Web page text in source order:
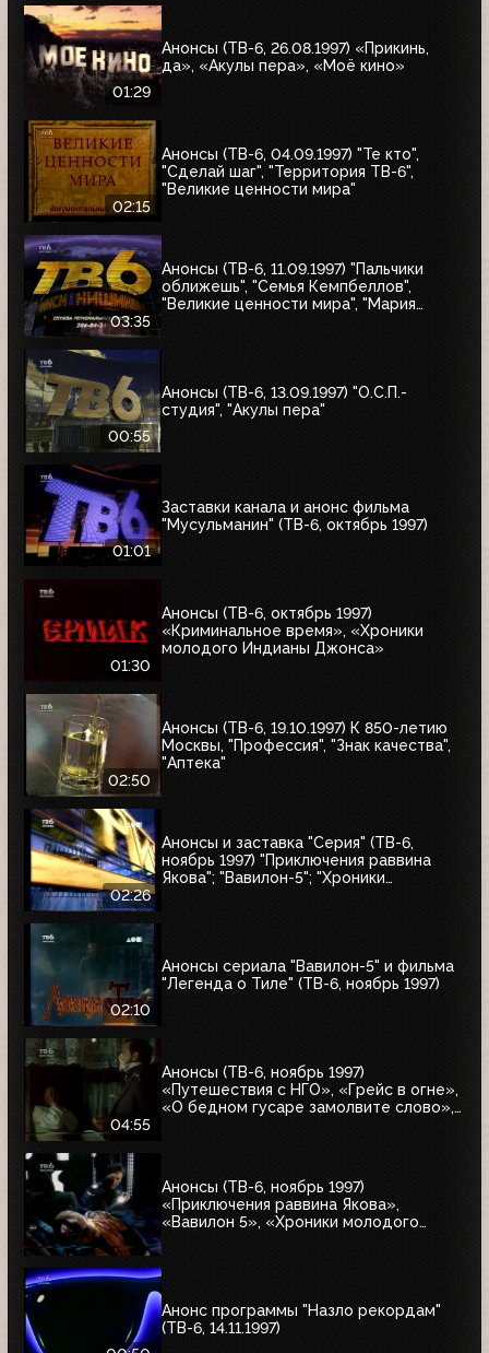
01:29
Анонсы (ТВ-6, 26.08.1997) «Прикинь,
да», «Акулы пера», «Моё кино»
02:15
Анонсы (ТВ-6, 04.09.1997) "Те кто",
"Сделай шаг", "Территория ТВ-6",
"Великие ценности мира"
03:35
Анонсы (ТВ-6, 11.09.1997) "Пальчики
оближешь", "Семья Кемпбеллов",
"Великие ценности мира", "Мария
00:55
Анонсы (ТВ-6, 13.09.1997) "О.С.П.-
студия", "Акулы пера"
01:01
Заставки канала и анонс фильма
"Мусульманин" (ТВ-6, октябрь 1997)
01:30
Анонсы (ТВ-6, октябрь 1997)
«Криминальное время», «Хроники
молодого Индианы Джонса»
02:50
Анонсы (ТВ-6, 19.10.1997) К 850-летию
Москвы, "Профессия", "Знак качества",
"Аптека"
02:26
Анонсы и заставка "Серия" (ТВ-6,
ноябрь 1997) "Приключения раввина
Якова"; "Вавилон-5"; "Хроники
02:10
Анонсы сериала "Вавилон-5" и фильма
"Легенда о Тиле" (ТВ-6, ноябрь 1997)
04:55
Анонсы (ТВ-6, ноябрь 1997)
«Путешествия с НГО», «Грейс в огне»,
«О бедном гусаре замолвите слово»,
Анонсы (ТВ-6, ноябрь 1997)
«Приключения раввина Якова»,
«Вавилон 5», «Хроники молодого
Анонс программы "Назло рекордам"
(ТВ-6, 14.11.1997)